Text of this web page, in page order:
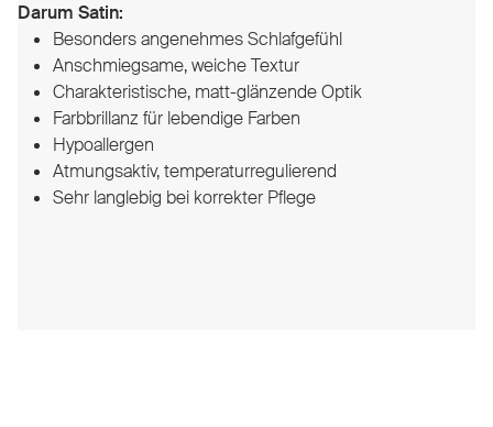
Darum Satin:
Besonders angenehmes Schlafgefühl
Anschmiegsame, weiche Textur
Charakteristische, matt-glänzende Optik
Farbbrillanz für lebendige Farben
Hypoallergen
Atmungsaktiv, temperaturregulierend
Sehr langlebig bei korrekter Pflege